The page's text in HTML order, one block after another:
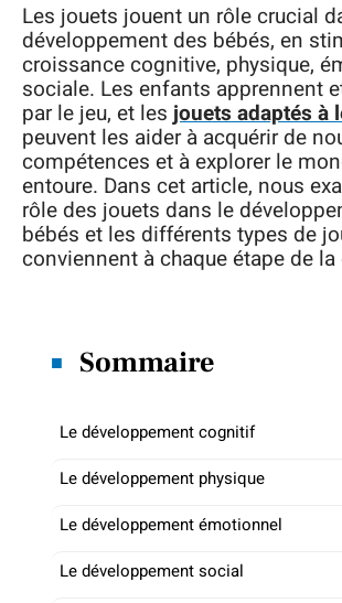
Les jouets jouent un rôle crucial
développement des bébés, en
croissance cognitive, physique,
sociale. Les enfants apprennent
par le jeu, et lesjouets adaptés à
peuvent les aider à acquérir de
compétences et à explorer le
entoure. Dans cet article, nous
rôle des jouets dans le
bébés et les différents types de
conviennent à chaque étape de
Sommaire
Le développement cognitif
Le développement physique
Le développement émotionnel
Le développement social